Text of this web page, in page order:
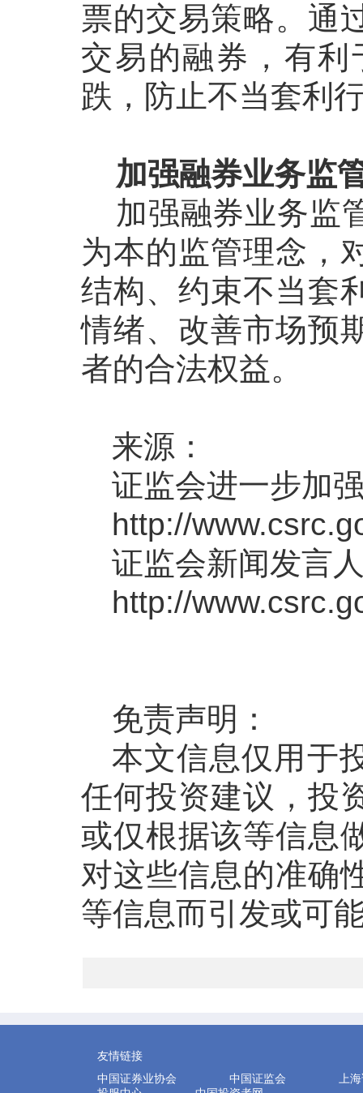
票的交易策略。通
交易的融券，有
跌，防止不当套利
加强融券业务监
加强融券业务监
为本的监管理念，
结构、约束不当套
情绪、改善市场预
者的合法权益。
来源：
证监会进一步加
http://
证监会新闻发言
http://
免责声明：
本文信息仅用于
任何投资建议，投
或仅根据该等信息
对这些信息的准确
等信息而引发或可
友情链接
中国证券业协会
中国证监会
上